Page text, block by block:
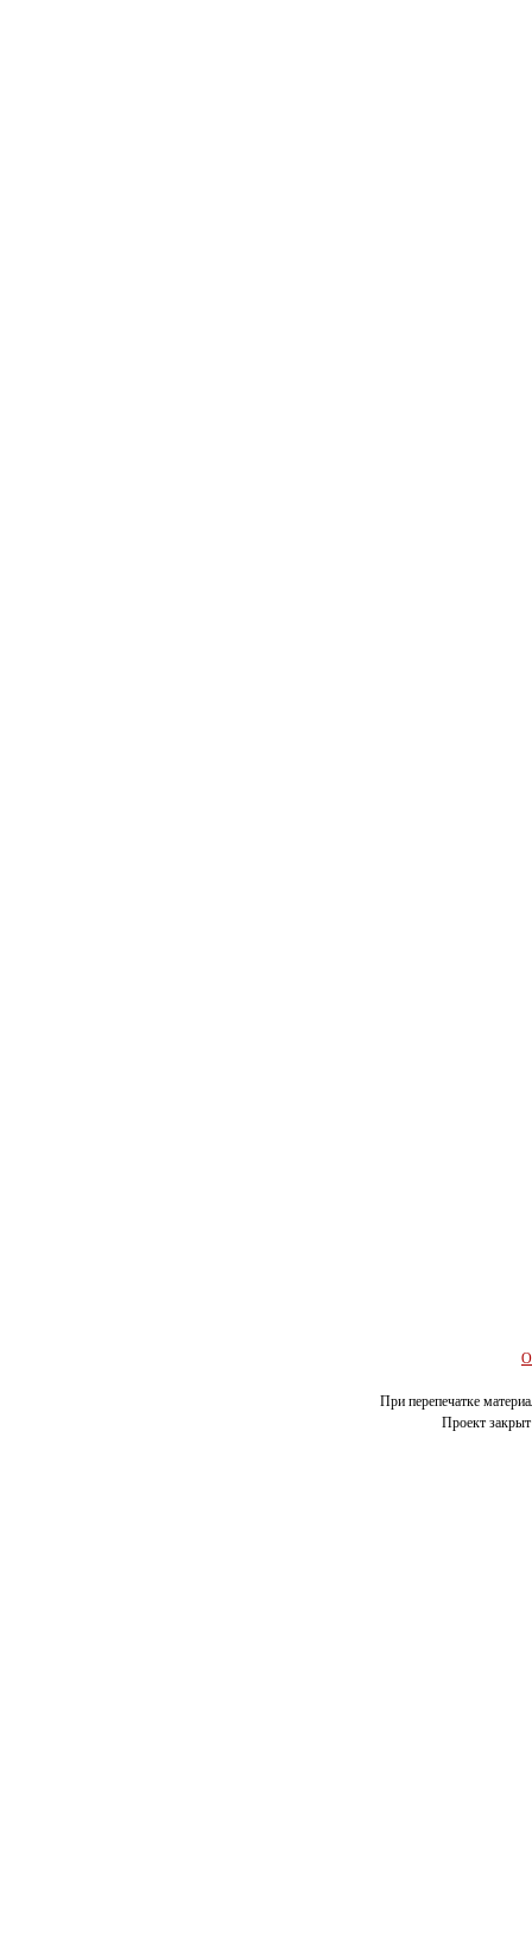
О
При перепечатке
Проект закрыт